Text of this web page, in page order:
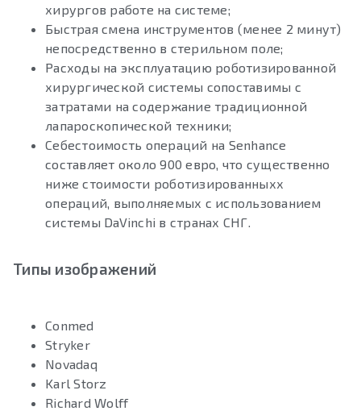
хирургов работе на системе;
Быстрая смена инструментов (менее 2 минут)
непосредственно в стерильном поле;
Расходы на эксплуатацию роботизированной
хирургической системы сопоставимы с
затратами на содержание традиционной
лапароскопической техники;
Себестоимость операций на Senhance
составляет около 900 евро, что существенно
ниже стоимости роботизированныхх
операций, выполняемых с использованием
системы DaVinchi в странах СНГ.
Типы изображений
Conmed
Stryker
Novadaq
Karl Storz
Richard Wolff